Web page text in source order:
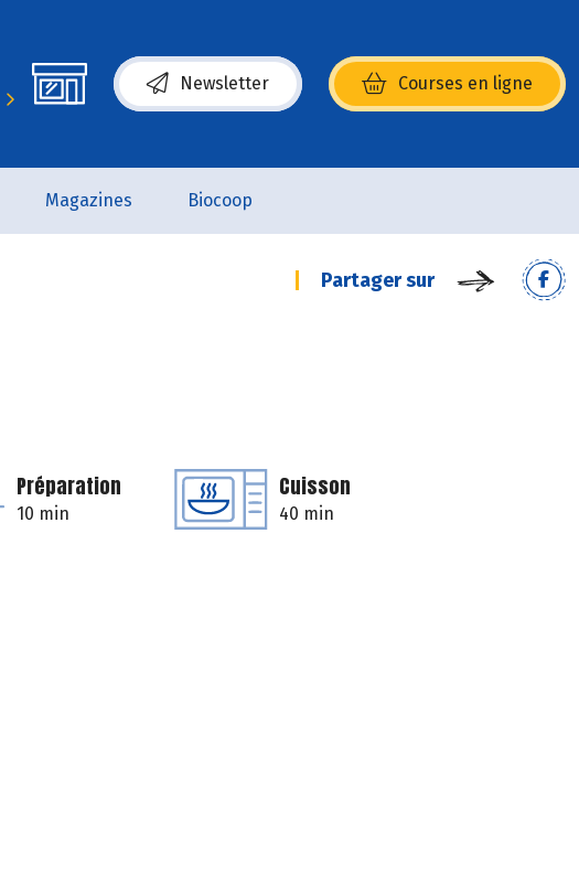
Newsletter Courses en ligne
(s’ouvre dans une nouvelle fenêtre)
Magazines Biocoop
Partager sur
Préparation
10 min
Cuisson
40 min